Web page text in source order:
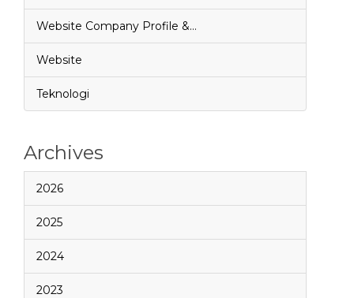
Website Company Profile &…
Website
Teknologi
Archives
2026
2025
2024
2023